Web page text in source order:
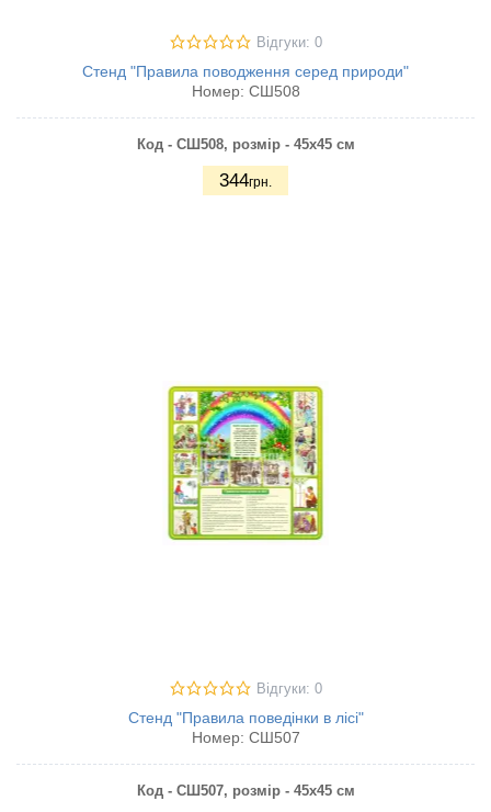
Відгуки: 0
Стенд "Правила поводження серед природи"
Номер: СШ508
Код - СШ508, розмір - 45х45 см
344грн.
Відгуки: 0
Стенд "Правила поведінки в лісі"
Номер: СШ507
Код - СШ507, розмір - 45х45 см